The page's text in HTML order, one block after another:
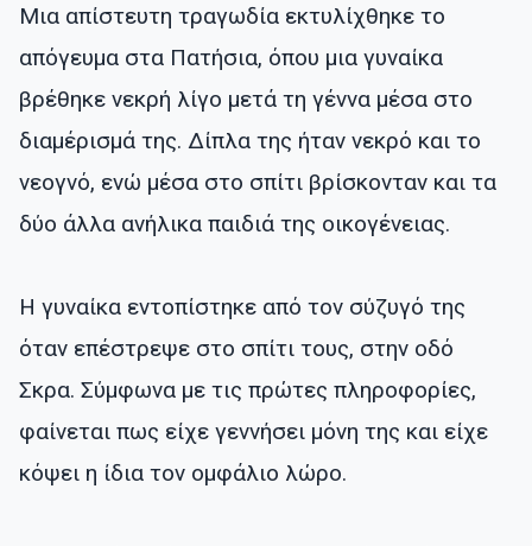
Μια απίστευτη τραγωδία εκτυλίχθηκε το
απόγευμα στα Πατήσια, όπου μια γυναίκα
βρέθηκε νεκρή λίγο μετά τη γέννα μέσα στο
διαμέρισμά της. Δίπλα της ήταν νεκρό και το
νεογνό, ενώ μέσα στο σπίτι βρίσκονταν και τα
δύο άλλα ανήλικα παιδιά της οικογένειας.
Η γυναίκα εντοπίστηκε από τον σύζυγό της
όταν επέστρεψε στο σπίτι τους, στην οδό
Σκρα. Σύμφωνα με τις πρώτες πληροφορίες,
φαίνεται πως είχε γεννήσει μόνη της και είχε
κόψει η ίδια τον ομφάλιο λώρο.